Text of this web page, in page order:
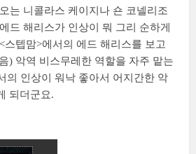
는 니콜라스 케이지나 숀 코넬리조
드 해리스가 인상이 뭐 그리 순하게
스텝맘>에서의 에드 해리스를 보고
) 악역 비스무레한 역할을 자주 맡는
의 인상이 워낙 좋아서 어지간한 악
되더군요.